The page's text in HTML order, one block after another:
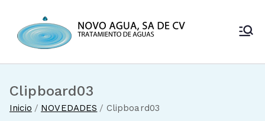
contenido
Novo Agua
Clipboard03
Inicio NOVEDADES Clipboard03